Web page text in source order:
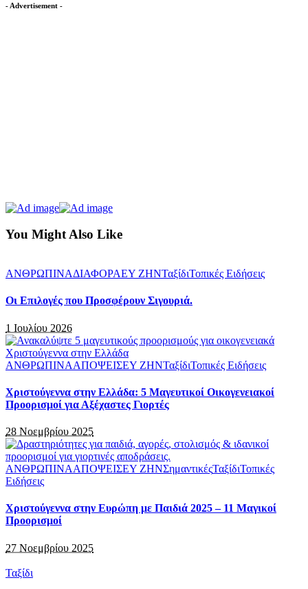
- Advertisement -
You Might Also Like
ΑΝΘΡΩΠΙΝΑΔΙΑΦΟΡΑΕΥ ΖΗΝΤαξίδιΤοπικές Ειδήσεις
Οι Επιλογές που Προσφέρουν Σιγουριά.
1 Ιουλίου 2026
ΑΝΘΡΩΠΙΝΑΑΠΟΨΕΙΣΕΥ ΖΗΝΤαξίδιΤοπικές Ειδήσεις
Χριστούγεννα στην Ελλάδα: 5 Μαγευτικοί Οικογενειακοί
Προορισμοί για Αξέχαστες Γιορτές
28 Νοεμβρίου 2025
ΑΝΘΡΩΠΙΝΑΑΠΟΨΕΙΣΕΥ ΖΗΝΣημαντικέςΤαξίδιΤοπικές
Ειδήσεις
Χριστούγεννα στην Ευρώπη με Παιδιά 2025 – 11 Μαγικοί
Προορισμοί
27 Νοεμβρίου 2025
Ταξίδι